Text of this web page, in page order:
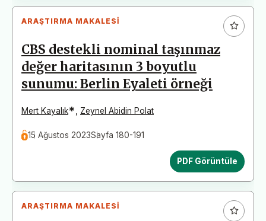
ARAŞTIRMA MAKALESI
CBS destekli nominal taşınmaz
değer haritasının 3 boyutlu
sunumu: Berlin Eyaleti örneği
Mert Kayalık* Zeynel Abidin Polat
15 Ağustos 2023Sayfa 180-191
PDF Görüntüle
ARAŞTIRMA MAKALESI